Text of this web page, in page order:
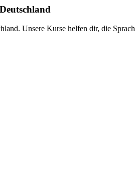
Unsere Kurse helfen dir, die